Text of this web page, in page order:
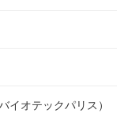
イオテックパリス）